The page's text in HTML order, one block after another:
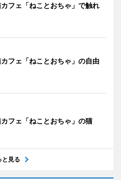
フェ「ねことおちゃ」で触れ
フェ「ねことおちゃ」の自由
フェ「ねことおちゃ」の猫
と見る